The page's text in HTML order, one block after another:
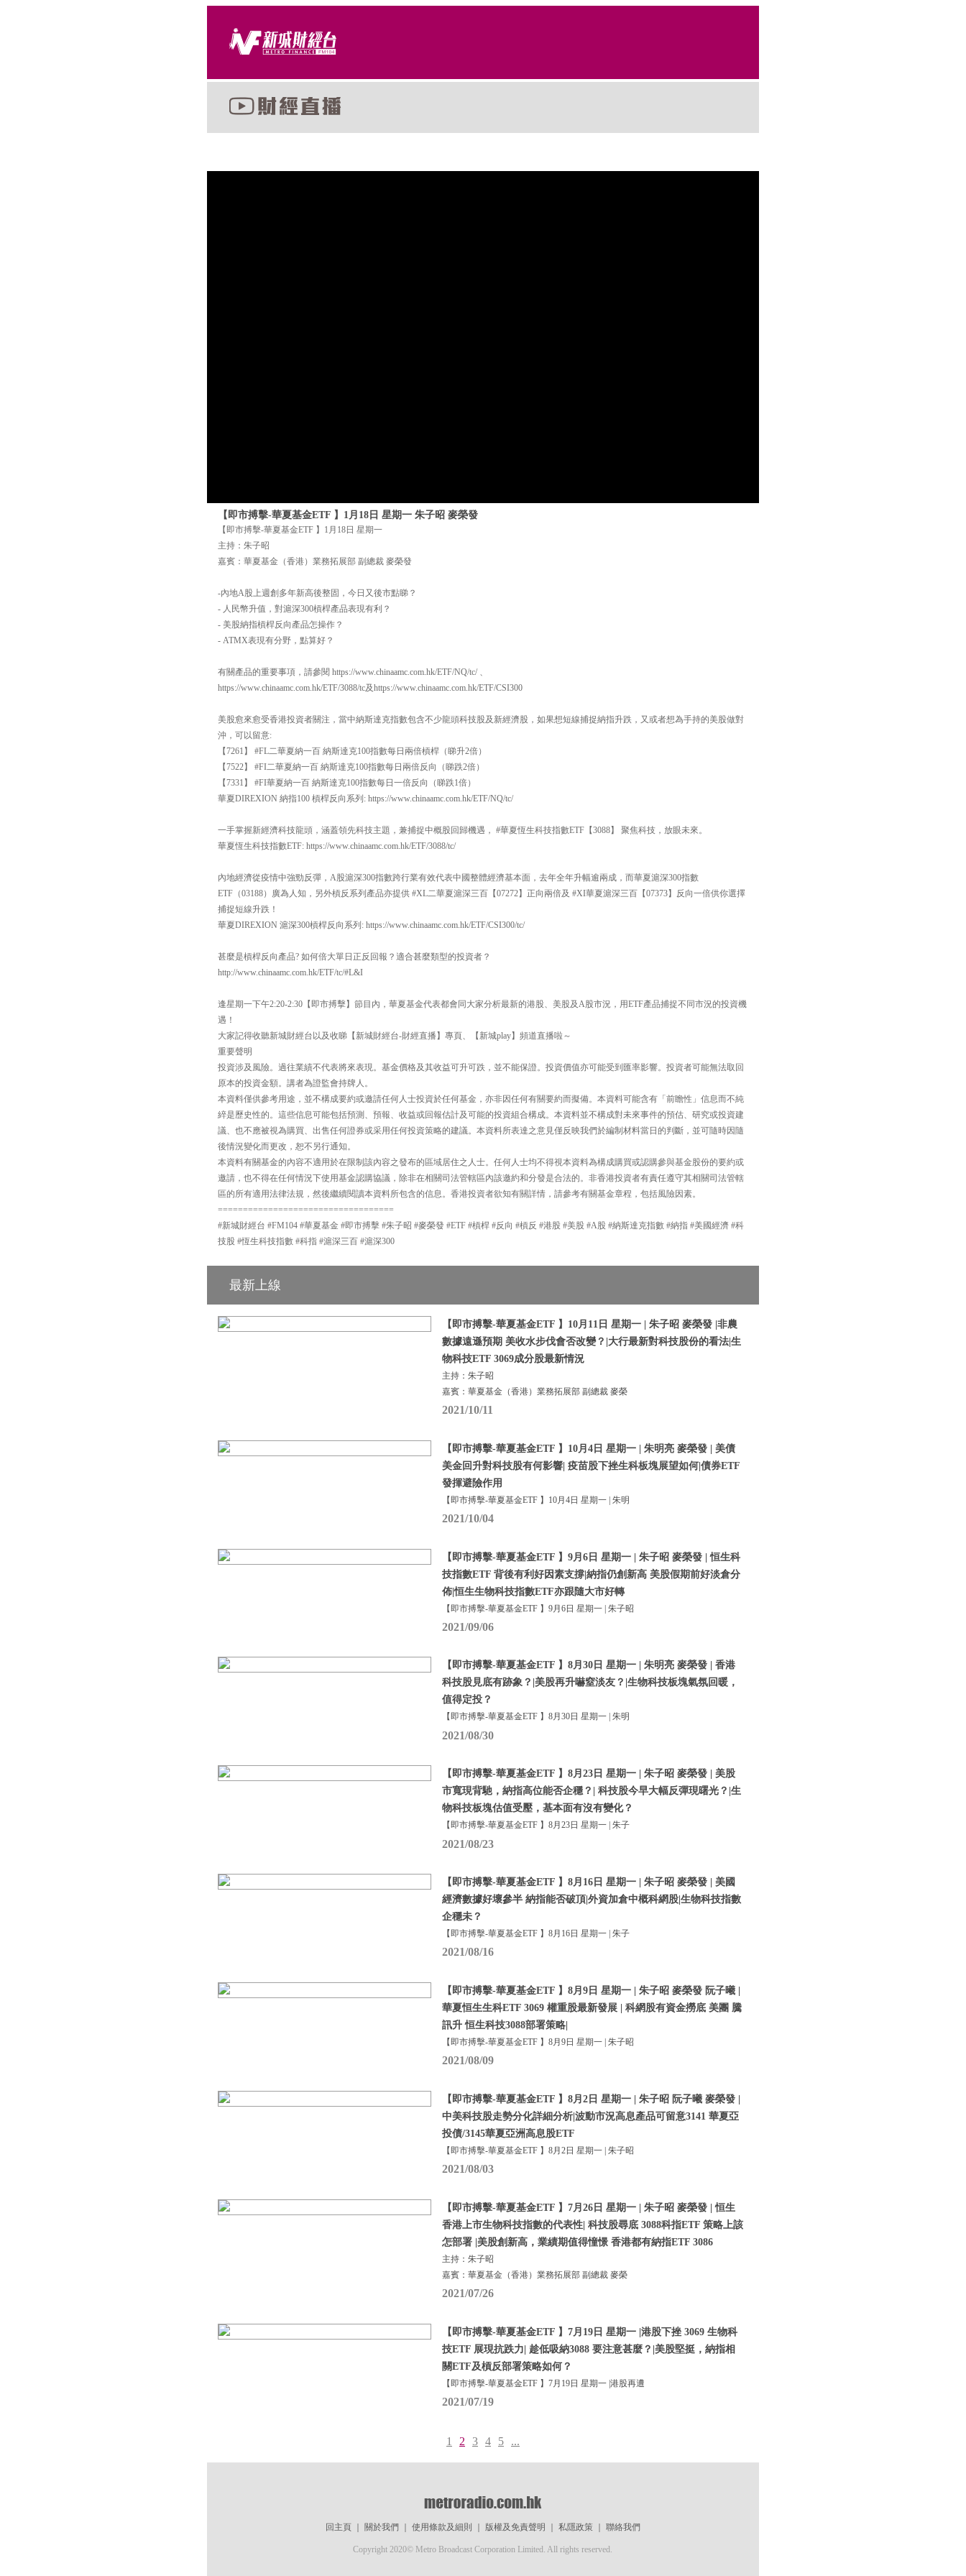
【即市搏擊-華夏基金ETF 】1月18日 星期一 朱子昭 麥榮發
【即市搏擊-華夏基金ETF 】1月18日 星期一
主持：朱子昭
嘉賓：華夏基金（香港）業務拓展部 副總裁 麥榮發
-內地A股上週創多年新高後整固，今日又後市點睇？
- 人民幣升值，對滬深300槓桿產品表現有利？
- 美股納指槓桿反向產品怎操作？
- ATMX表現有分野，點算好？
有關產品的重要事項，請參閱 https://www.chinaamc.com.hk/ETF/NQ/tc/ 、
https://www.chinaamc.com.hk/ETF/3088/tc及https://www.chinaamc.com.hk/ETF/CSI300
美股愈來愈受香港投資者關注，當中納斯達克指數包含不少龍頭科技股及新經濟股，如果想短線捕捉納指升跌，又或者想為手持的美股做對
沖，可以留意:
【7261】 #FL二華夏納一百 納斯達克100指數每日兩倍槓桿（睇升2倍）
【7522】 #FI二華夏納一百 納斯達克100指數每日兩倍反向（睇跌2倍）
【7331】 #FI華夏納一百 納斯達克100指數每日一倍反向（睇跌1倍）
華夏DIREXION 納指100 槓桿反向系列: https://www.chinaamc.com.hk/ETF/NQ/tc/
一手掌握新經濟科技龍頭，涵蓋領先科技主題，兼捕捉中概股回歸機遇， #華夏恆生科技指數ETF【3088】 聚焦科技，放眼未來。
華夏恆生科技指數ETF: https://www.chinaamc.com.hk/ETF/3088/tc/
內地經濟從疫情中強勁反彈，A股滬深300指數跨行業有效代表中國整體經濟基本面，去年全年升幅逾兩成，而華夏滬深300指數
ETF（03188）廣為人知，另外槓反系列產品亦提供 #XL二華夏滬深三百【07272】正向兩倍及 #XI華夏滬深三百【07373】反向一倍供你選擇
捕捉短線升跌！
華夏DIREXION 滬深300槓桿反向系列: https://www.chinaamc.com.hk/ETF/CSI300/tc/
甚麼是槓桿反向產品? 如何倍大單日正反回報？適合甚麼類型的投資者？
http://www.chinaamc.com.hk/ETF/tc/#L&I
逢星期一下午2:20-2:30【即市搏擊】節目內，華夏基金代表都會同大家分析最新的港股、美股及A股市況，用ETF產品捕捉不同市況的投資機
遇！
大家記得收聽新城財經台以及收睇【新城財經台-財經直播】專頁、【新城play】頻道直播啦～
重要聲明
投資涉及風險。過往業績不代表將來表現。基金價格及其收益可升可跌，並不能保證。投資價值亦可能受到匯率影響。投資者可能無法取回
原本的投資金額。講者為證監會持牌人。
本資料僅供參考用途，並不構成要約或邀請任何人士投資於任何基金，亦非因任何有關要約而擬備。本資料可能含有「前瞻性」信息而不純
綷是歷史性的。這些信息可能包括預測、預報、收益或回報估計及可能的投資組合構成。本資料並不構成對未來事件的預估、研究或投資建
議、也不應被視為購買、出售任何證券或采用任何投資策略的建議。本資料所表達之意見僅反映我們於編制材料當日的判斷，並可隨時因隨
後情況變化而更改，恕不另行通知。
本資料有關基金的內容不適用於在限制該內容之發布的區域居住之人士。任何人士均不得視本資料為構成購買或認購參與基金股份的要約或
邀請，也不得在任何情況下使用基金認購協議，除非在相關司法管轄區內該邀約和分發是合法的。非香港投資者有責任遵守其相關司法管轄
區的所有適用法律法規，然後繼續閱讀本資料所包含的信息。香港投資者欲知有關詳情，請參考有關基金章程，包括風險因素。
===================================
#新城財經台 #FM104 #華夏基金 #即市搏擊 #朱子昭 #麥榮發 #ETF #槓桿 #反向 #槓反 #港股 #美股 #A股 #納斯達克指數 #納指 #美國經濟 #科
技股 #恆生科技指數 #科指 #滬深三百 #滬深300
最新上線
【即市搏擊-華夏基金ETF 】10月11日 星期一 | 朱子昭 麥榮發 |非農
數據遠遜預期 美收水步伐會否改變？|大行最新對科技股份的看法|生
物科技ETF 3069成分股最新情況
主持：朱子昭
嘉賓：華夏基金（香港）業務拓展部 副總裁 麥榮
2021/10/11
【即市搏擊-華夏基金ETF 】10月4日 星期一 | 朱明亮 麥榮發 | 美債
美金回升對科技股有何影響| 疫苗股下挫生科板塊展望如何|債券ETF
發揮避險作用
【即市搏擊-華夏基金ETF 】10月4日 星期一 | 朱明
2021/10/04
【即市搏擊-華夏基金ETF 】9月6日 星期一 | 朱子昭 麥榮發 | 恒生科
技指數ETF 背後有利好因素支撐|納指仍創新高 美股假期前好淡倉分
佈|恒生生物科技指數ETF亦跟隨大市好轉
【即市搏擊-華夏基金ETF 】9月6日 星期一 | 朱子昭
2021/09/06
【即市搏擊-華夏基金ETF 】8月30日 星期一 | 朱明亮 麥榮發 | 香港
科技股見底有跡象？|美股再升嚇窒淡友？|生物科技板塊氣氛回暖，
值得定投？
【即市搏擊-華夏基金ETF 】8月30日 星期一 | 朱明
2021/08/30
【即市搏擊-華夏基金ETF 】8月23日 星期一 | 朱子昭 麥榮發 | 美股
市寬現背馳，納指高位能否企穩？| 科技股今早大幅反彈現曙光？|生
物科技板塊估值受壓，基本面有沒有變化？
【即市搏擊-華夏基金ETF 】8月23日 星期一 | 朱子
2021/08/23
【即市搏擊-華夏基金ETF 】8月16日 星期一 | 朱子昭 麥榮發 | 美國
經濟數據好壞參半 納指能否破頂|外資加倉中概科網股|生物科技指數
企穩未？
【即市搏擊-華夏基金ETF 】8月16日 星期一 | 朱子
2021/08/16
【即市搏擊-華夏基金ETF 】8月9日 星期一 | 朱子昭 麥榮發 阮子曦 |
華夏恒生生科ETF 3069 權重股最新發展 | 科網股有資金撈底 美團 騰
訊升 恒生科技3088部署策略|
【即市搏擊-華夏基金ETF 】8月9日 星期一 | 朱子昭
2021/08/09
【即市搏擊-華夏基金ETF 】8月2日 星期一 | 朱子昭 阮子曦 麥榮發 |
中美科技股走勢分化詳細分析|波動市況高息產品可留意3141 華夏亞
投債/3145華夏亞洲高息股ETF
【即市搏擊-華夏基金ETF 】8月2日 星期一 | 朱子昭
2021/08/03
【即市搏擊-華夏基金ETF 】7月26日 星期一 | 朱子昭 麥榮發 | 恒生
香港上市生物科技指數的代表性| 科技股尋底 3088科指ETF 策略上該
怎部署 |美股創新高，業績期值得憧憬 香港都有納指ETF 3086
主持：朱子昭
嘉賓：華夏基金（香港）業務拓展部 副總裁 麥榮
2021/07/26
【即市搏擊-華夏基金ETF 】7月19日 星期一 |港股下挫 3069 生物科
技ETF 展現抗跌力| 趁低吸納3088 要注意甚麼？|美股堅挺，納指相
關ETF及槓反部署策略如何？
【即市搏擊-華夏基金ETF 】7月19日 星期一 |港股再遭
2021/07/19
1 2 3 4 5 ...
回主頁｜ 關於我們 使用條款及細則 版權及免責聲明 私隱政策｜ 聯絡我們
Copyright 2020© Metro Broadcast Corporation Limited. All rights reserved.